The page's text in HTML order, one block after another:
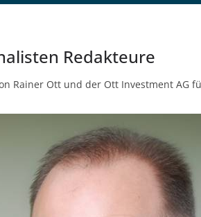
Redakteure
Rainer Ott und der Ott Investment AG